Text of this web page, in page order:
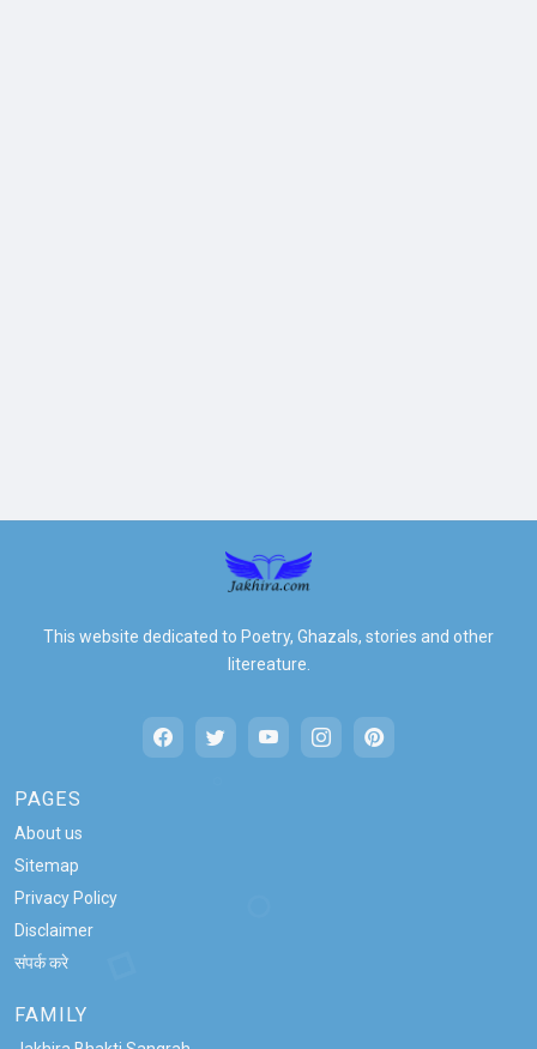
This website dedicated to Poetry, Ghazals, stories and other
litereature.
PAGES
About us
Sitemap
Privacy Policy
Disclaimer
संपर्क करे
FAMILY